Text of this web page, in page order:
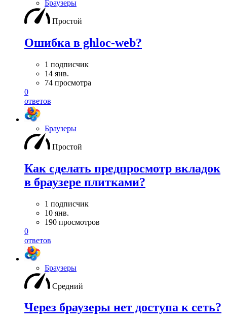
Браузеры
Простой
Ошибка в ghloc-web?
1 подписчик
14 янв.
74 просмотра
0
ответов
Браузеры
Простой
Как сделать предпросмотр вкладок
в браузере плитками?
1 подписчик
10 янв.
190 просмотров
0
ответов
Браузеры
Средний
Через браузеры нет доступа к сеть?